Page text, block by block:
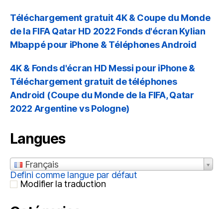
Téléchargement gratuit 4K & Coupe du Monde
de la FIFA Qatar HD 2022 Fonds d'écran Kylian
Mbappé pour iPhone & Téléphones Android
4K & Fonds d'écran HD Messi pour iPhone &
Téléchargement gratuit de téléphones
Android (Coupe du Monde de la FIFA, Qatar
2022 Argentine vs Pologne)
Langues
Français
Defini comme langue par défaut
Modifier la traduction